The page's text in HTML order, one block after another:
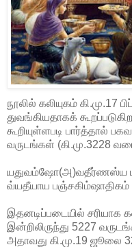
நூலில் கலியுகம் கி.மு.17
துவங்கியதாகக்
கூறியுள்ளபடி பார்த்தால்
வருடங்கள் (கி.மு.3228
யதுவம்ஷோ(அ)வதீர்ணஸ்ய
வ்யதீயாய பஞ்சகிம்ஷாதிகம்
இதனடிப்படையில்
இன்றிலிருந்து 5227
அதாவது கி.மு.19